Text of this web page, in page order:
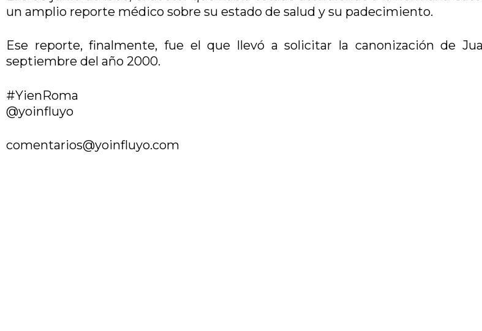
un amplio reporte médico sobre su estado de salud y su padecimiento.
Ese reporte, finalmente, fue el que llevó a solicitar la canonización de
septiembre del año 2000.
#YienRoma
@yoinfluyo
comentarios@yoinfluyo.com